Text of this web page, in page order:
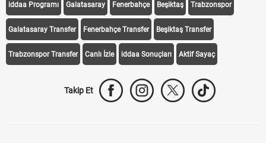
iddaa Programı Galatasaray Fenerbahçe Beşiktaş Trabzonspor
Galatasaray Transfer Fenerbahçe Transfer Beşiktaş Transfer
Trabzonspor Transfer Canlı İzle iddaa Sonuçları Aktif Sayaç
Takip Et